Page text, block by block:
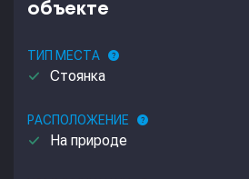
объекте
ТИП МЕСТА help
done Стоянка
РАСПОЛОЖЕНИЕ help
done На природе